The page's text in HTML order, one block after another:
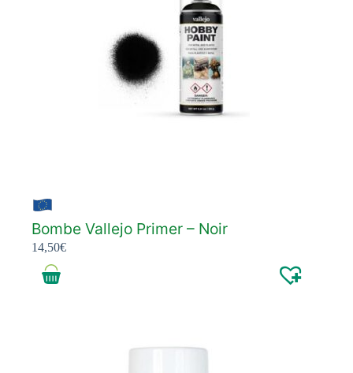
Bombe Vallejo Primer – Noir
14,50€